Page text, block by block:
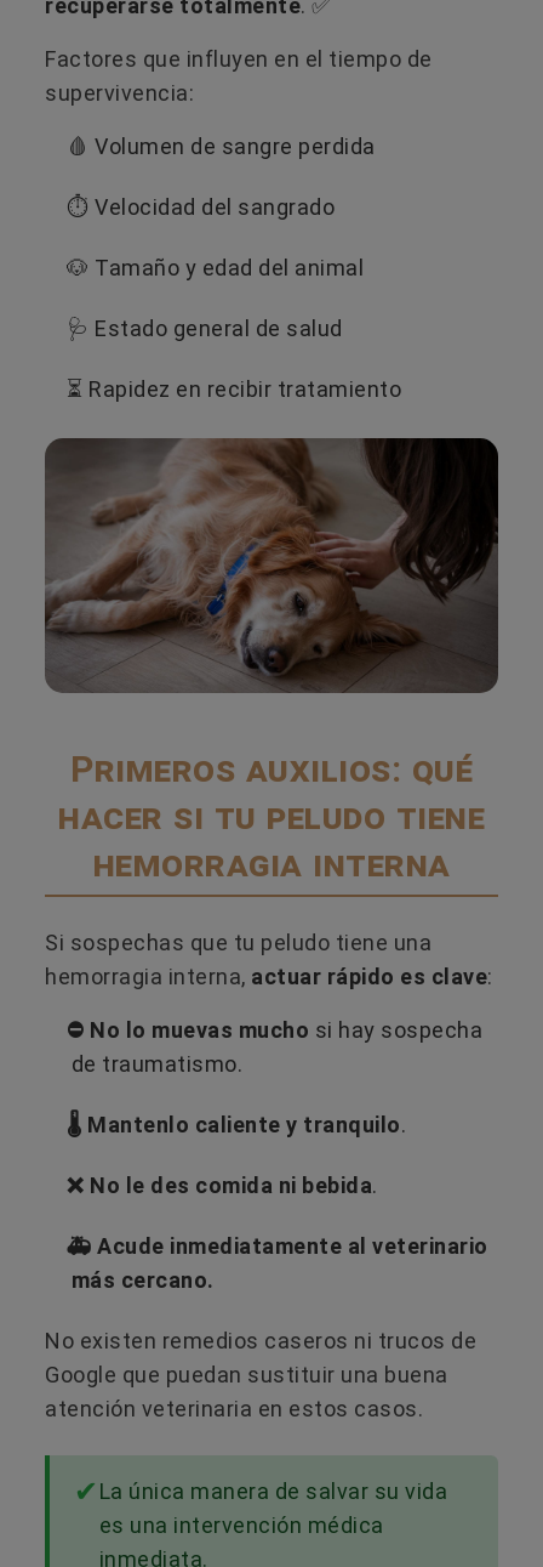
recuperarse totalmente. ✅
Factores que influyen en el tiempo de
supervivencia:
🩸 Volumen de sangre perdida
⏱️ Velocidad del sangrado
🐶 Tamaño y edad del animal
🩺 Estado general de salud
⏳ Rapidez en recibir tratamiento
Primeros auxilios: qué
hacer si tu peludo tiene
hemorragia interna
Si sospechas que tu peludo tiene una
hemorragia interna, actuar rápido es clave:
⛔ No lo muevas mucho si hay sospecha
de traumatismo.
🌡️ Mantenlo caliente y tranquilo.
❌ No le des comida ni bebida.
🚑 Acude inmediatamente al veterinario
más cercano.
No existen remedios caseros ni trucos de
Google que puedan sustituir una buena
atención veterinaria en estos casos.
La única manera de salvar su vida
es una intervención médica
inmediata.